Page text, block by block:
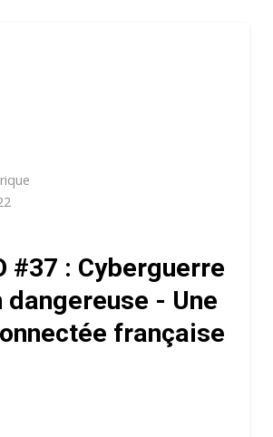
#37 : Cyberguerre
dangereuse - Une
française